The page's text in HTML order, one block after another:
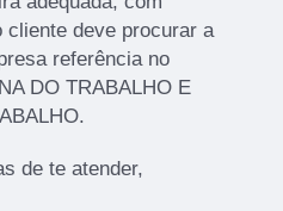
cliente deve procurar a
referência no
DO TRABALHO E
de te atender,